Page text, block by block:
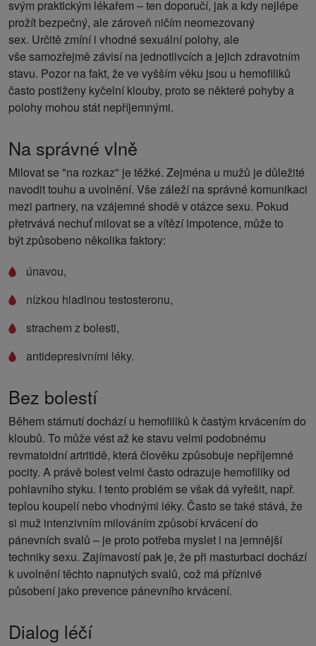
svým praktickým lékařem – ten doporučí, jak a kdy nejlépe
prožít bezpečný, ale zároveň ničím neomezovaný
sex. Určitě zmíní i vhodné sexuální polohy, ale
vše samozřejmě závisí na jednotlivcích a jejich zdravotním
stavu. Pozor na fakt, že ve vyšším věku jsou u hemofiliků
často postiženy kyčelní klouby, proto se některé pohyby a
polohy mohou stát nepříjemnými.
Na správné vlně
Milovat se "na rozkaz" je těžké. Zejména u mužů je důležité
navodit touhu a uvolnění. Vše záleží na správné komunikaci
mezi partnery, na vzájemné shodě v otázce sexu. Pokud
přetrvává nechuť milovat se a vítězí impotence, může to
být způsobeno několika faktory:
únavou,
nízkou hladinou testosteronu,
strachem z bolesti,
antidepresivními léky.
Bez bolestí
Během stárnutí dochází u hemofiliků k častým krvácením do
kloubů. To může vést až ke stavu velmi podobnému
revmatoidní artritidě, která člověku způsobuje nepříjemné
pocity. A právě bolest velmi často odrazuje hemofiliky od
pohlavního styku. I tento problém se však dá vyřešit, např.
teplou koupelí nebo vhodnými léky. Často se také stává, že
si muž intenzivním milováním způsobí krvácení do
pánevních svalů – je proto potřeba myslet i na jemnější
techniky sexu. Zajímavostí pak je, že při masturbaci dochází
k uvolnění těchto napnutých svalů, což má příznivé
působení jako prevence pánevního krvácení.
Dialog léčí